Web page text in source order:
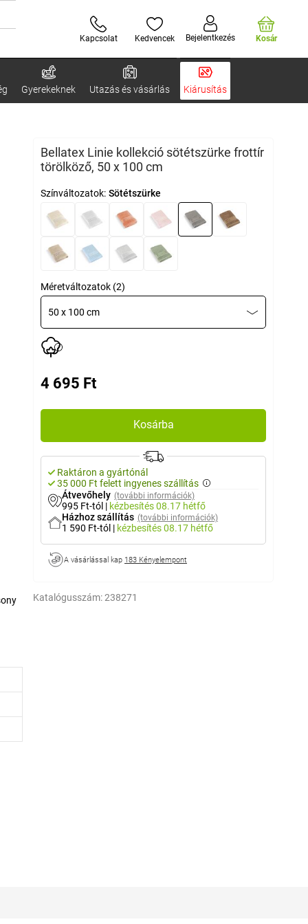
Kapcsolat Kedvencek Bejelentkezés Kosár
Gyerekeknek Utazás és vásárlás Kiárusítás
Bellatex Linie kollekció sötétszürke frottír
törölköző, 50 x 100 cm
Színváltozatok: Sötétszürke
Méretváltozatok (2)
50 x 100 cm
4 695 Ft
Kosárba
Raktáron a gyártónál
35 000 Ft felett ingyenes szállítás
Átvevőhely (további információk)
995 Ft-tól | kézbesítés08.17 hétfő
Házhoz szállítás (további információk)
1 590 Ft-tól | kézbesítés08.17 hétfő
A vásárlással kap 183 Kényelempont
Katalógusszám:238271